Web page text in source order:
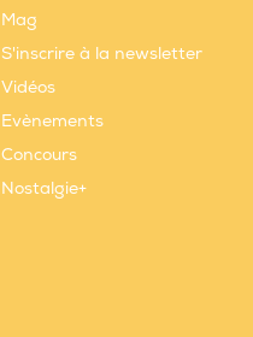
Mag
S'inscrire à la newsletter
Vidéos
Evènements
Concours
Nostalgie+